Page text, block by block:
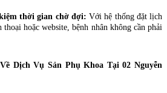
thời gian chờ đợi: Với hệ thống đặt lịch
hoặc website, bệnh nhân không cần phải
Dịch Vụ Sản Phụ Khoa Tại 02 Nguyễn